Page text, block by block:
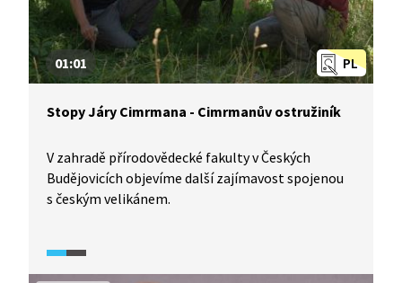
PL
01:01
Stopy Járy Cimrmana - Cimrmanův ostružiník
V zahradě přírodovědecké fakulty v Českých
Budějovicích objevíme další zajímavost spojenou
s českým velikánem.